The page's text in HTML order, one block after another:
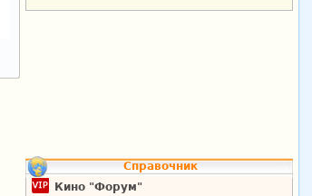
Справочник
Кино "Форум"